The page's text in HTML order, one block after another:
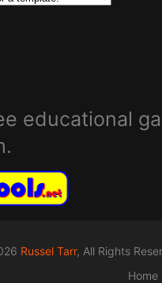
educational
Russel Tarr, All Rights
Home